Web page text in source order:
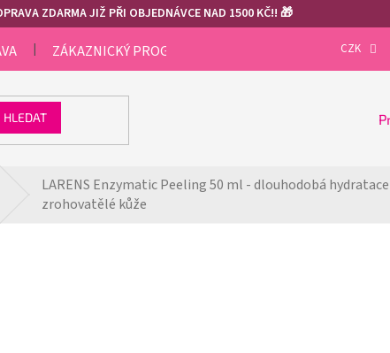
ZDARMA JIŽ PŘI OBJEDNÁVCE NAD 1500 KČ!! 🎁
ZÁKAZNICKÝ PROGRAM VÝHODY REGISTRACE
CZK
HLEDAT
LARENS Enzymatic Peeling 50 ml - dlouhodobá hydratace
zrohovatělé kůže